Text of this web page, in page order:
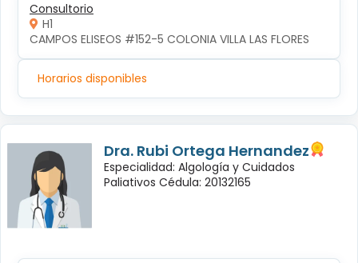
Consultorio
H1
CAMPOS ELISEOS #152-5 COLONIA VILLA LAS FLORES
Horarios disponibles
Dra. Rubi Ortega Hernandez
Especialidad: Algología y Cuidados
Paliativos Cédula: 20132165